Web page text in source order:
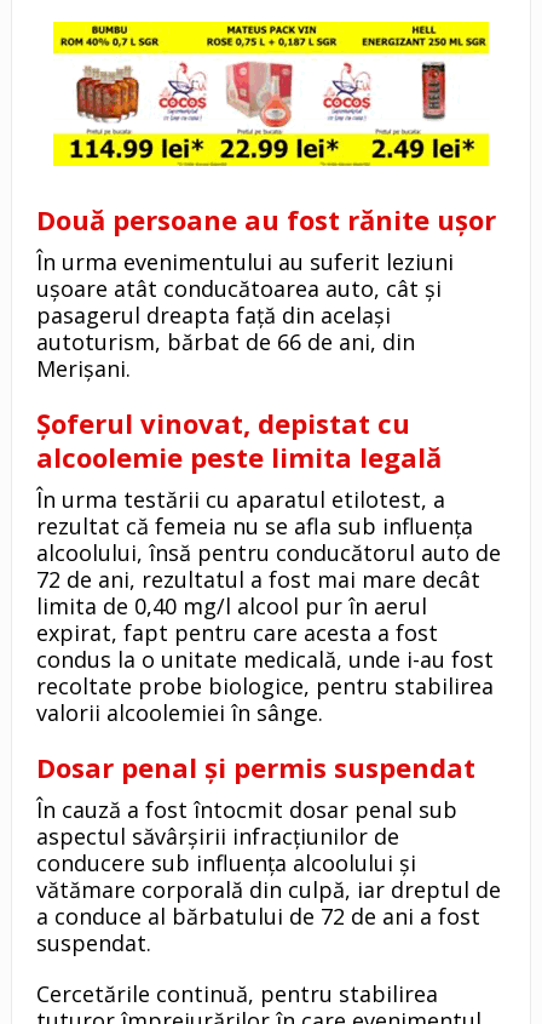
Două persoane au fost rănite ușor
În urma evenimentului au suferit leziuni
ușoare atât conducătoarea auto, cât și
pasagerul dreapta față din același
autoturism, bărbat de 66 de ani, din
Merișani.
Șoferul vinovat, depistat cu
alcoolemie peste limita legală
În urma testării cu aparatul etilotest, a
rezultat că femeia nu se afla sub influența
alcoolului, însă pentru conducătorul auto de
72 de ani, rezultatul a fost mai mare decât
limita de 0,40 mg/l alcool pur în aerul
expirat, fapt pentru care acesta a fost
condus la o unitate medicală, unde i-au fost
recoltate probe biologice, pentru stabilirea
valorii alcoolemiei în sânge.
Dosar penal și permis suspendat
În cauză a fost întocmit dosar penal sub
aspectul săvârșirii infracțiunilor de
conducere sub influența alcoolului și
vătămare corporală din culpă, iar dreptul de
a conduce al bărbatului de 72 de ani a fost
suspendat.
Cercetările continuă, pentru stabilirea